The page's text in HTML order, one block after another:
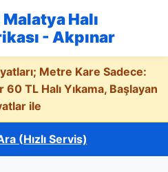
Halı
- Akpınar
Metre Kare Sadece:
TL Halı Yıkama, Başlayan
ile
(Hızlı Servis)